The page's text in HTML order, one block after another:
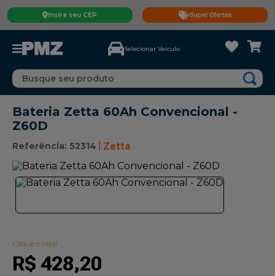
Insira seu CEP Super Ofertas
Selecionar Veículo
Busque seu produto
Bateria Zetta 60Ah Convencional -
Z60D
Referência: 52314 Zetta
Clique e veja!
R$ 428,20